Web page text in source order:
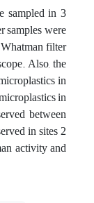
sampled in 3
samples were
filter
Also, the
in
in
between
in sites 2
activity and